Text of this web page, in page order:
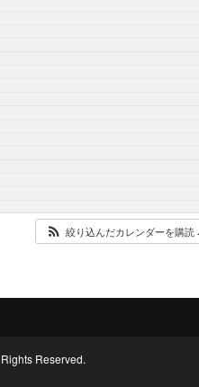
絞り込んだカレンダーを購読
Reserved.